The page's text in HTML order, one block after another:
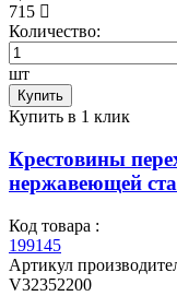
715
Количество:
шт
Купить
Купить в 1 клик
Крестовины
нержавеющей
Код товара :
199145
Артикул
V32352200